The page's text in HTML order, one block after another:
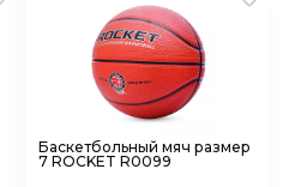
Баскетбольный мяч размер
7 ROCKET R0099